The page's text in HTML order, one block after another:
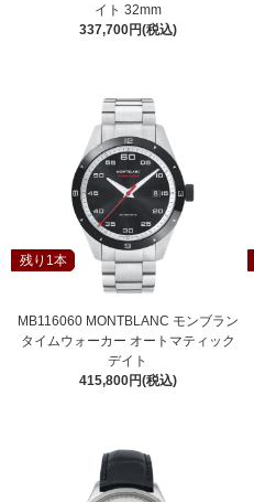
イト 32mm
337,700円(税込)
残り1本
MB116060 MONTBLANC モンブラン
タイムウォーカー オートマティック
デイト
415,800円(税込)